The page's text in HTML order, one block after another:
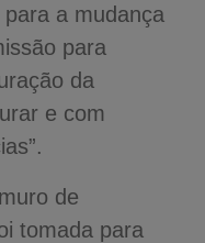
a mudança
para
da
e com
de
tomada para